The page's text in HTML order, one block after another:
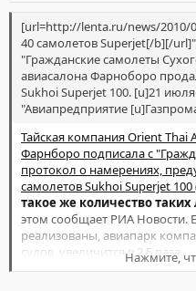
[url=http://lenta.ru/news/
40 самолетов Superjet[/b][/
"Гражданские самолеты
авиасалона Фарноборо
Sukhoi Superjet 100. [u]21
"Авиапредприятие
Тайская компания Orient Thai
Фарнборо подписала с
протокол о намерениях,
самолетов Sukhoi Superjet 100
такое же количество
этом сообщает РИА Новости.
реализованы, авиапарк
судов, увеличится в 2,5 раза.
Нажмите,